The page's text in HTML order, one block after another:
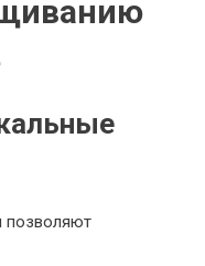
позволяют